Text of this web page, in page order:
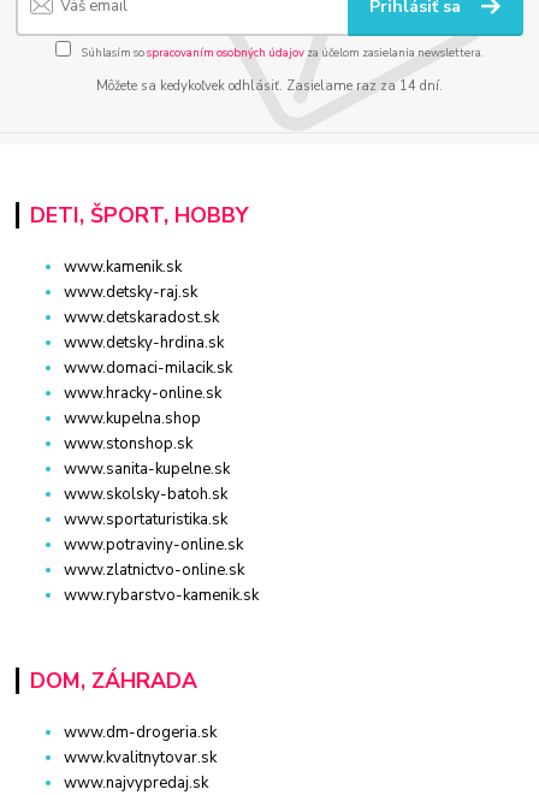
Prihlásiť sa
Súhlasím sospracovaním osobných údajov za účelom zasielania newslettera.
Môžete sa kedykoľvek odhlásiť. Zasielame raz za 14 dní.
DETI, ŠPORT, HOBBY
www.kamenik.sk
www.detsky-raj.sk
www.detskaradost.sk
www.detsky-hrdina.sk
www.domaci-milacik.sk
www.hracky-online.sk
www.kupelna.shop
www.stonshop.sk
www.sanita-kupelne.sk
www.skolsky-batoh.sk
www.sportaturistika.sk
www.potraviny-online.sk
www.zlatnictvo-online.sk
www.rybarstvo-kamenik.sk
DOM, ZÁHRADA
www.dm-drogeria.sk
www.kvalitnytovar.sk
www.najvypredaj.sk